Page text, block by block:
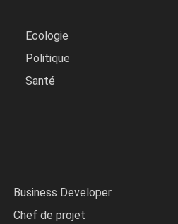
Ecologie
Politique
Santé
Business Developer
Chef de projet